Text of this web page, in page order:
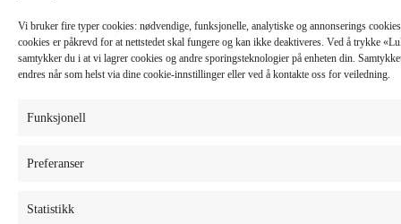
Vi bruker fire typer cookies: nødvendige, funksjonelle, analytiske og annonserings
cookies er påkrevd for at nettstedet skal fungere og kan ikke deaktiveres. Ved å trykke
samtykker du i at vi lagrer cookies og andre sporingsteknologier på enheten din.
endres når som helst via dine cookie-innstillinger eller ved å kontakte oss for veiledning.
Funksjonell
Preferanser
Statistikk